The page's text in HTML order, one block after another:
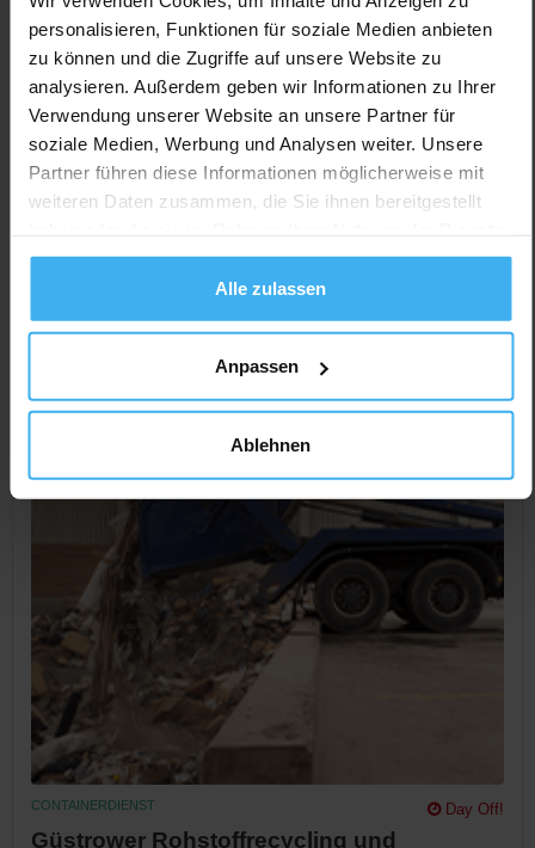
personalisieren, Funktionen für soziale Medien anbieten
zu können und die Zugriffe auf unsere Website zu
analysieren. Außerdem geben wir Informationen zu Ihrer
Verwendung unserer Website an unsere Partner für
soziale Medien, Werbung und Analysen weiter. Unsere
Partner führen diese Informationen möglicherweise mit
weiteren Daten zusammen, die Sie ihnen bereitgestellt
gesammelt haben.
Alle zulassen
Anpassen
Ablehnen
CONTAINERDIENST
Veolia Umweltservice Nord GmbH, Betrieb
Güstrow
Noch keine Bewertung
Glasewitzer Chaussee 30, 18273 Güstrow, Deutschland
Jetzt Anrufen
CONTAINERDIENST Day Off!
Güstrower Rohstoffrecycling und